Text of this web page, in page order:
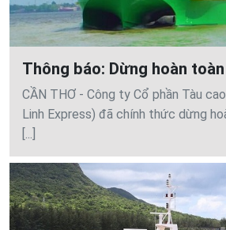
Thông báo: Dừng hoàn
CẦN THƠ - Công ty Cổ phần Tàu
Linh Express) đã chính thức dừng
[...]